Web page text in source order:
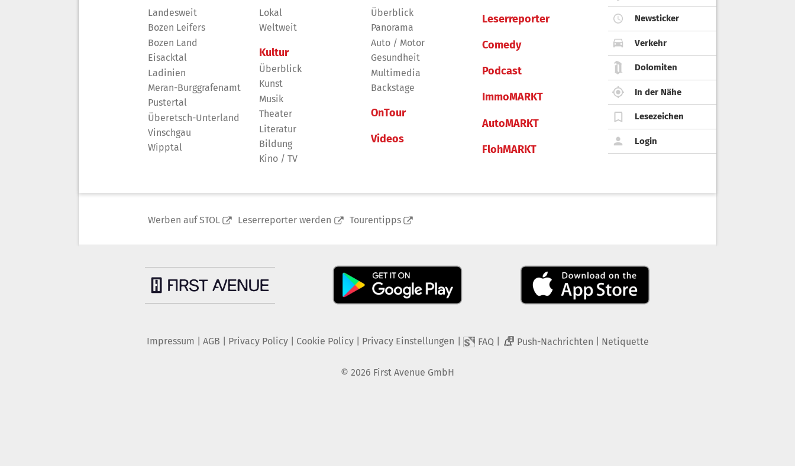
Landesweit
Bozen Leifers
Bozen Land
Eisacktal
Ladinien
Meran-Burggrafenamt
Pustertal
Überetsch-Unterland
Vinschgau
Wipptal
Lokal
Weltweit
Kultur
Überblick
Kunst
Musik
Theater
Literatur
Bildung
Kino / TV
Überblick
Panorama
Auto / Motor
Gesundheit
Multimedia
Backstage
OnTour
Videos
Leserreporter
Comedy
Podcast
ImmoMARKT
AutoMARKT
FlohMARKT
Newsticker
Verkehr
Dolomiten
In der Nähe
Lesezeichen
Login
Werben auf STOL Leserreporter werden Tourentipps
Impressum AGB Privacy Policy| Cookie Policy| Privacy Einstellungen FAQ 2 Push-Nachrichten Netiquette
© 2026 First Avenue GmbH